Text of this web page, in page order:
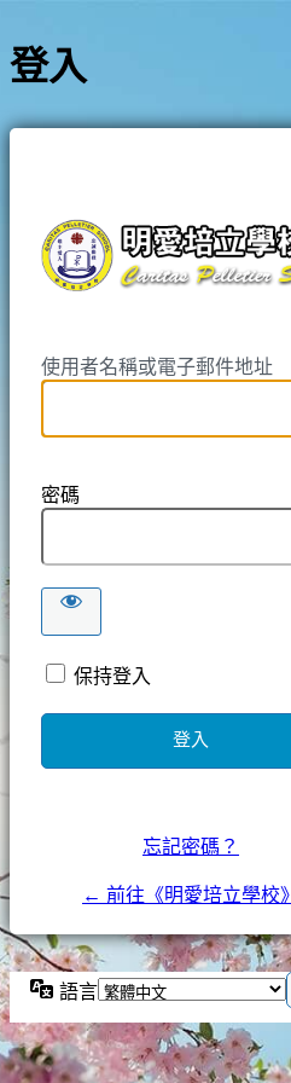
登入
使用者名稱或電子郵件地址
密碼
保持登入
忘記密碼？
← 前往《明愛培立學校》
語言